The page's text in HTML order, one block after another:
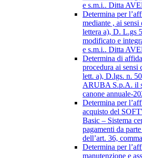
e s.m.i.. Ditta
Determina per
mediante , ai sensi
lettera a), D. L.gs
modificato e
e s.m.i.. Ditta
Determina di
procedura ai sensi
lett. a), D.lgs. n.
ARUBA S.p.A. il
canone annuale-
Determina per
acquisto del
Basic – Sistema
pagamenti da
dell’art. 36,
Determina per
manutenzione e